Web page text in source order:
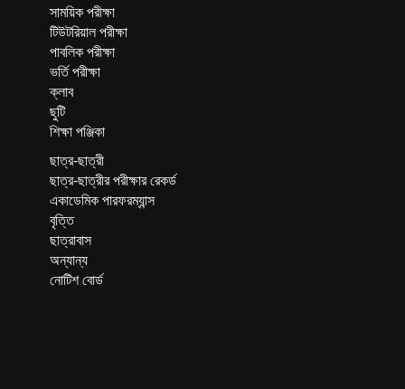
সাময়িক পরীক্ষা
টিউটরিয়াল পরীক্ষা
পাবলিক পরীক্ষা
ভর্তি পরীক্ষা
ক্লাব
ছুটি
শিক্ষা পঞ্জিকা
ছাত্র-ছাত্রী
ছাত্র-ছাত্রীর পরীক্ষার রেকর্ড
একাডেমিক পারফরম্যান্স
বৃত্তি
ছাত্রাবাস
অন্যান্য
নোটিশ বোর্ড